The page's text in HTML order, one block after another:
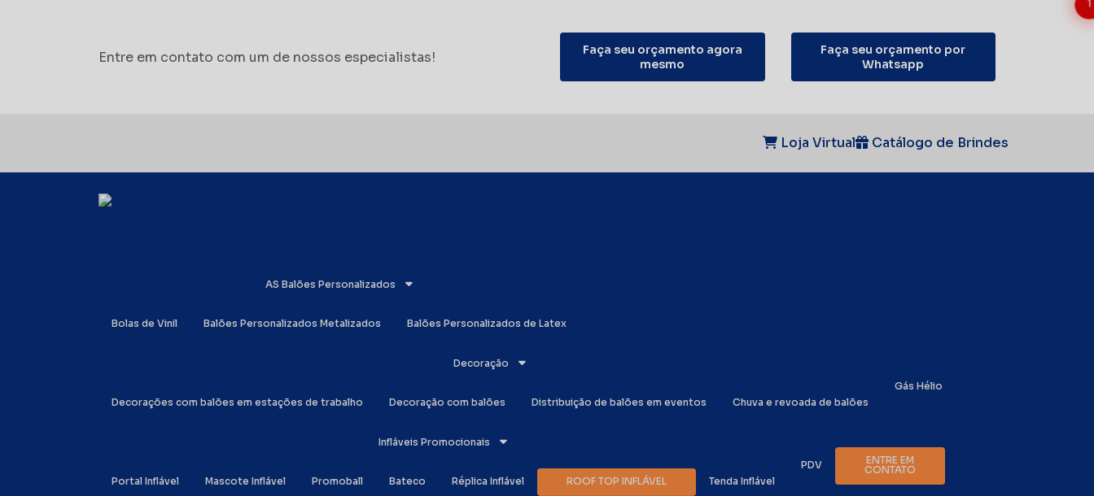
Entre em contato com um de nossos especialistas!
Faça seu orçamento agora
mesmo
Faça seu orçamento por
Whatsapp
Loja Virtual Catálogo de Brindes
Infláveis Promocionais
Bateco
Mascote Inflável
Portal Inflável Promoball Réplica Inflável ROOF TOP INFLÁVEL Tenda Inflável
Decoração
Chuva e revoada de balões
Decoração com balões
Decorações com balões em estações de trabalho Distribuição de balões em eventos
AS Balões Personalizados
Balões Personalizados de Latex
Balões Personalizados Metalizados
Bolas de Vinil
Gás Hélio
PDV
ENTRE EM
CONTATO
1